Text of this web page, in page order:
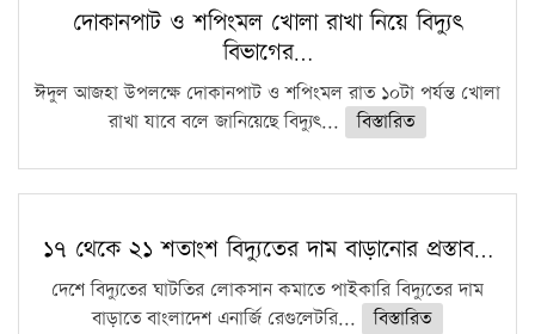
কঠোর হচ্ছে এসএসসি ও এইচএসসি পরীক্ষা
ফরিদগঞ্জে আগুনে পুড়লো ৬ ব্যবসা প্রতিষ্ঠান
দোকানপাট ও শপিংমল খোলা রাখা নিয়ে বিদ্যুৎ
বিভাগের…
ঈদুল আজহা উপলক্ষে দোকানপাট ও শপিংমল রাত ১০টা পর্যন্ত খোলা
রাখা যাবে বলে জানিয়েছে বিদ্যুৎ...
বিস্তারিত
১৭ থেকে ২১ শতাংশ বিদ্যুতের দাম বাড়ানোর প্রস্তাব…
দেশে বিদ্যুতের ঘাটতির লোকসান কমাতে পাইকারি বিদ্যুতের দাম
বাড়াতে বাংলাদেশ এনার্জি রেগুলেটরি...
বিস্তারিত